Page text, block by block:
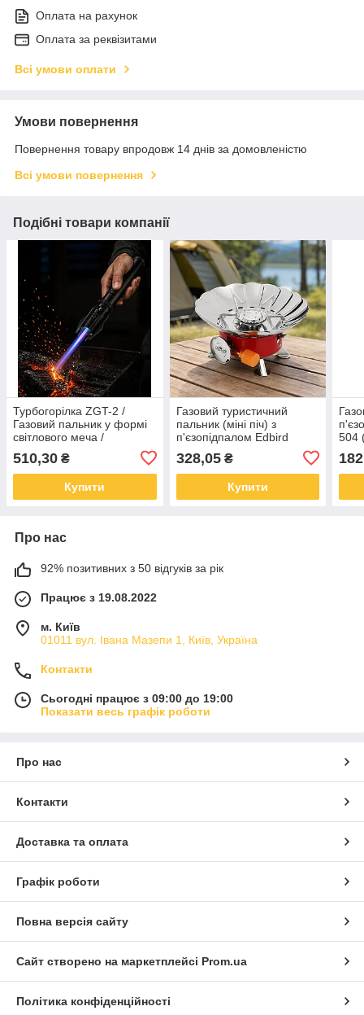
Оплата на рахунок
Оплата за реквізитами
Всі умови оплати
Умови повернення
Повернення товару впродовж 14 днів за домовленістю
Всі умови повернення
Подібні товари компанії
Турбогорілка ZGT-2 /
Газовий пальник у формі
світлового меча /
п'єзопідпалом
510,30 ₴
Купити
Газовий туристичний
пальник (міні піч) з
п'єзопідпалом Edbird
328,05₴
Купити
504
Про нас
92% позитивних з 50 відгуків за рік
Працює з 19.08.2022
м. Київ
01011 вул. Івана Мазепи 1, Київ, Україна
Контакти
Сьогодні працює з 09:00 до 19:00
Показати весь графік роботи
Про нас
Контакти
Доставка та оплата
Графік роботи
Повна версія сайту
Сайт створено на маркетплейсі Prom.ua
Політика конфіденційності